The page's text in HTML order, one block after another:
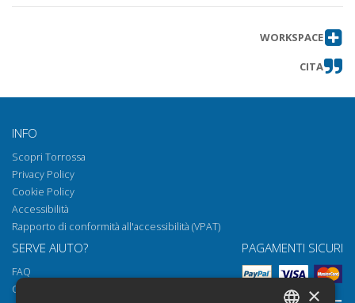
WORKSPACE
CITA
INFO
Scopri Torrossa
Privacy Policy
Cookie Policy
Accessibilità
Rapporto di conformità all'accessibilità (VPAT)
SERVE AIUTO?
FAQ
Come aprire i nostri documenti
PAGAMENTI SICURI
×